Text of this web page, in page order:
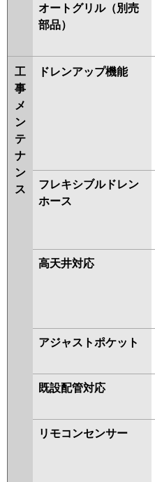
PA-
PA-
PA-
PA-
オートグリル（別売
部品）
工
事
メ
ン
テ
ナ
ン
ス
ドレンアップ機能
フレキシブルドレン
ホース
高天井対応
アジャストポケット
既設配管対応
リモコンセンサー